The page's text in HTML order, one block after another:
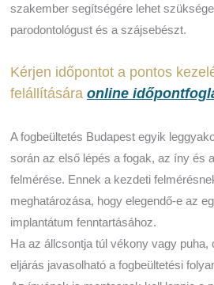
szakember segítségére lehet
parodontológust és a szájsebészt.
Kérjen időpontot a pontos
felállítására online
A fogbeültetés Budapest egyik
során az első lépés a fogak, az íny és
felmérése. Ennek a kezdeti
meghatározása, hogy elegendő-e az
implantátum fenntartásához.
Ha az állcsontja túl vékony vagy
eljárás javasolható a fogbeültetési